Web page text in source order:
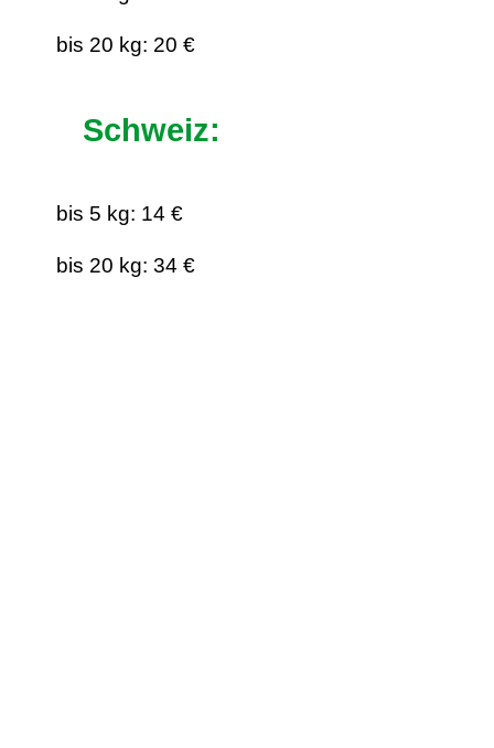
bis 20 kg: 20 €
Schweiz:
bis 5 kg: 14 €
bis 20 kg: 34 €